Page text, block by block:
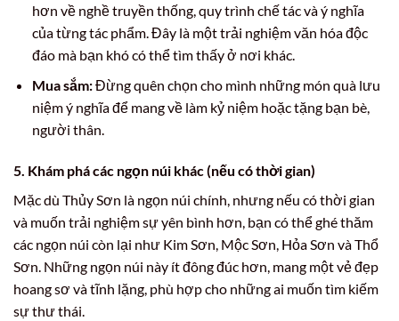
hơn về nghề truyền thống, quy trình chế tác và ý nghĩa
của từng tác phẩm. Đây là một trải nghiệm văn hóa độc
đáo mà bạn khó có thể tìm thấy ở nơi khác.
Mua sắm:Đừng quên chọn cho mình những món quà lưu
niệm ý nghĩa để mang về làm kỷ niệm hoặc tặng bạn bè,
người thân.
5. Khám phá các ngọn núi khác (nếu có thời gian)
Mặc dù Thủy Sơn là ngọn núi chính, nhưng nếu có thời gian
và muốn trải nghiệm sự yên bình hơn, bạn có thể ghé thăm
các ngọn núi còn lại như Kim Sơn, Mộc Sơn, Hỏa Sơn và Thổ
Sơn. Những ngọn núi này ít đông đúc hơn, mang một vẻ đẹp
hoang sơ và tĩnh lặng, phù hợp cho những ai muốn tìm kiếm
sự thư thái.